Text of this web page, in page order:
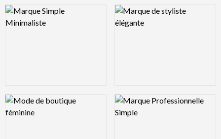
Logo Preview Image Logo Preview Image
Logo Preview Image Logo Preview Image